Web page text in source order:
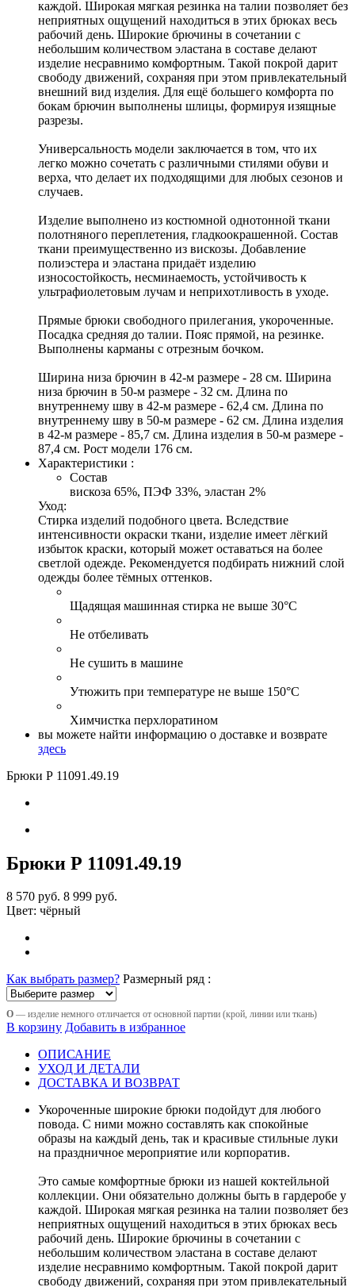
каждой. Широкая мягкая резинка на талии позволяет без
неприятных ощущений находиться в этих брюках весь
рабочий день. Широкие брючины в сочетании с
небольшим количеством эластана в составе делают
изделие несравнимо комфортным. Такой покрой дарит
свободу движений, сохраняя при этом привлекательный
внешний вид изделия. Для ещё большего комфорта по
бокам брючин выполнены шлицы, формируя изящные
разрезы.
Универсальность модели заключается в том, что их
легко можно сочетать с различными стилями обуви и
верха, что делает их подходящими для любых сезонов и
случаев.
Изделие выполнено из костюмной однотонной ткани
полотняного переплетения, гладкоокрашенной. Состав
ткани преимущественно из вискозы. Добавление
полиэстера и эластана придаёт изделию
износостойкость, несминаемость, устойчивость к
ультрафиолетовым лучам и неприхотливость в уходе.
Прямые брюки свободного прилегания, укороченные.
Посадка средняя до талии. Пояс прямой, на резинке.
Выполнены карманы с отрезным бочком.
Ширина низа брючин в 42-м размере - 28 см. Ширина
низа брючин в 50-м размере - 32 см. Длина по
внутреннему шву в 42-м размере - 62,4 см. Длина по
внутреннему шву в 50-м размере - 62 см. Длина изделия
в 42-м размере - 85,7 см. Длина изделия в 50-м размере -
87,4 см. Рост модели 176 см.
Характеристики :
Состав
вискоза 65%, ПЭФ 33%, эластан 2%
Уход:
Стирка изделий подобного цвета. Вследствие
интенсивности окраски ткани, изделие имеет лёгкий
избыток краски, который может оставаться на более
светлой одежде. Рекомендуется подбирать нижний слой
одежды более тёмных оттенков.
Щадящая машинная стирка не выше 30°С
Не отбеливать
Не сушить в машине
Утюжить при температуре не выше 150°С
Химчистка перхлоратином
вы можете найти информацию о доставке и возврате
здесь
Брюки Р 11091 .49.19
Брюки Р 11091.49.19
8 570 руб. 8 999 руб.
Цвет: чёрный
Как выбрать размер? Размерный ряд :
О — изделие немного отличается от основной партии (крой, линии или ткань)
В корзину Добавить в избранное
ОПИСАНИЕ
УХОД И ДЕТАЛИ
ДОСТАВКА И ВОЗВРАТ
Укороченные широкие брюки подойдут для любого
повода. С ними можно составлять как спокойные
образы на каждый день, так и красивые стильные луки
на праздничное мероприятие или корпоратив.
Это самые комфортные брюки из нашей коктейльной
коллекции. Они обязательно должны быть в гардеробе у
каждой. Широкая мягкая резинка на талии позволяет без
неприятных ощущений находиться в этих брюках весь
рабочий день. Широкие брючины в сочетании с
небольшим количеством эластана в составе делают
изделие несравнимо комфортным. Такой покрой дарит
свободу движений, сохраняя при этом привлекательный